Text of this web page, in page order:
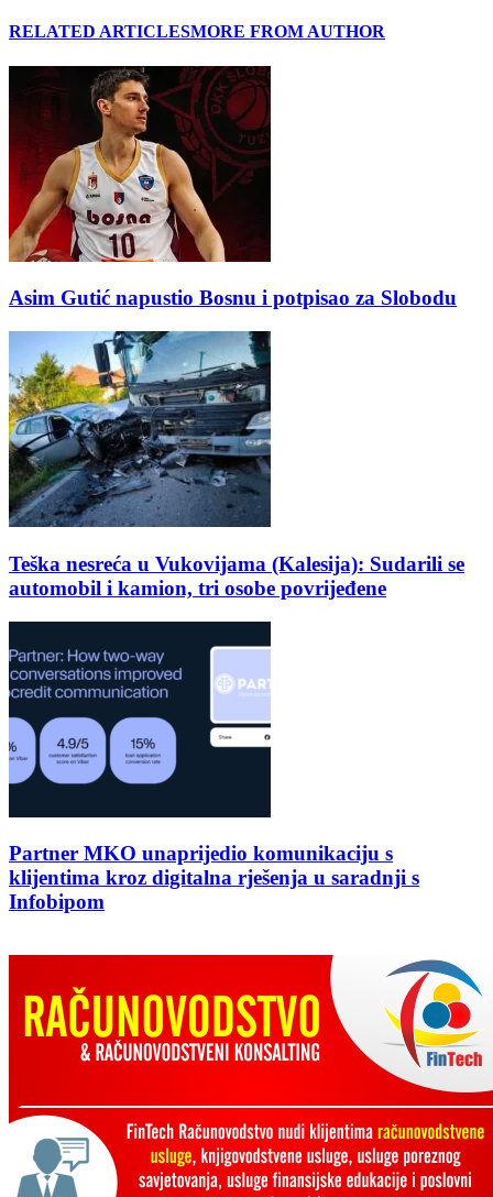
RELATED ARTICLESMORE FROM AUTHOR
Asim Gutić napustio Bosnu i potpisao za Slobodu
Teška nesreća u Vukovijama (Kalesija): Sudarili se
automobil i kamion, tri osobe povrijeđene
Partner MKO unaprijedio komunikaciju s
klijentima kroz digitalna rješenja u saradnji s
Infobipom